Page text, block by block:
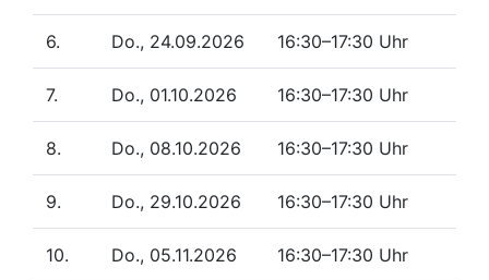
6. Do., 24.09.2026 16:30–17:30 Uhr
7. Do., 01.10.2026 16:30–17:30 Uhr
8. Do., 08.10.2026 16:30–17:30 Uhr
9. Do., 29.10.2026 16:30–17:30 Uhr
10. Do., 05.11.2026 16:30–17:30 Uhr